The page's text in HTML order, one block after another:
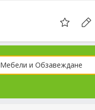
Мебели и Обзавеждане